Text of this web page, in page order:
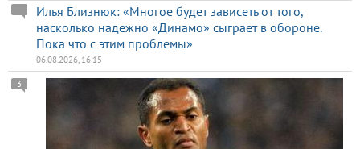
Илья Близнюк: «Многое будет зависеть от того,
насколько надежно «Динамо» сыграет в обороне.
Пока что с этим проблемы»
06.08.2026, 16:15
3